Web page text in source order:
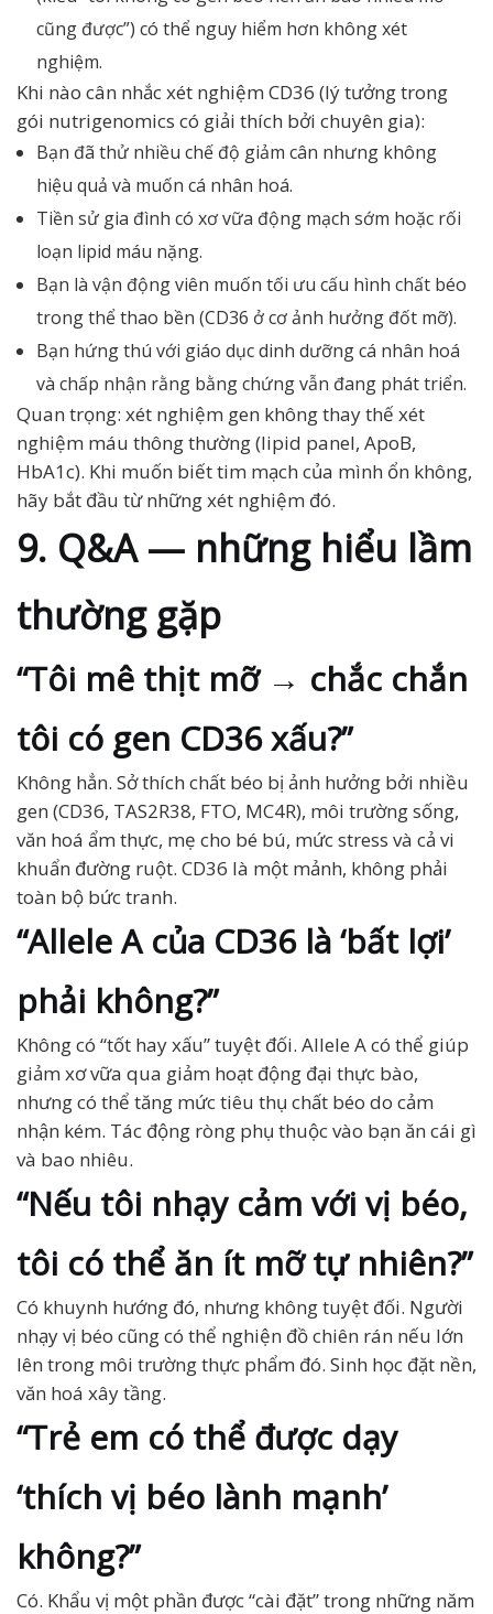
cũng được”) có thể nguy hiểm hơn không xét
nghiệm.
Khi nào cân nhắc xét nghiệm CD36 (lý tưởng trong
gói nutrigenomics có giải thích bởi chuyên gia):
Bạn đã thử nhiều chế độ giảm cân nhưng không
hiệu quả và muốn cá nhân hoá.
Tiền sử gia đình có xơ vữa động mạch sớm hoặc rối
loạn lipid máu nặng.
Bạn là vận động viên muốn tối ưu cấu hình chất béo
trong thể thao bền (CD36 ở cơ ảnh hưởng đốt mỡ).
Bạn hứng thú với giáo dục dinh dưỡng cá nhân hoá
và chấp nhận rằng bằng chứng vẫn đang phát triển.
Quan trọng: xét nghiệm gen không thay thế xét
nghiệm máu thông thường (lipid panel, ApoB,
HbA1c). Khi muốn biết tim mạch của mình ổn không,
hãy bắt đầu từ những xét nghiệm đó.
9. Q&A — những hiểu lầm
thường gặp
“Tôi mê thịt mỡ → chắc chắn
tôi có gen CD36 xấu?”
Không hẳn. Sở thích chất béo bị ảnh hưởng bởi nhiều
gen (CD36, TAS2R38, FTO, MC4R), môi trường sống,
văn hoá ẩm thực, mẹ cho bé bú, mức stress và cả vi
khuẩn đường ruột. CD36 là một mảnh, không phải
toàn bộ bức tranh.
“Allele A của CD36 là ‘bất lợi’
phải không?”
Không có “tốt hay xấu” tuyệt đối. Allele A có thể giúp
giảm xơ vữa qua giảm hoạt động đại thực bào,
nhưng có thể tăng mức tiêu thụ chất béo do cảm
nhận kém. Tác động ròng phụ thuộc vào bạn ăn cái gì
và bao nhiêu.
“Nếu tôi nhạy cảm với vị béo,
tôi có thể ăn ít mỡ tự nhiên?”
Có khuynh hướng đó, nhưng không tuyệt đối. Người
nhạy vị béo cũng có thể nghiện đồ chiên rán nếu lớn
lên trong môi trường thực phẩm đó. Sinh học đặt nền,
văn hoá xây tầng.
“Trẻ em có thể được dạy
‘thích vị béo lành mạnh’
không?”
Có. Khẩu vị một phần được “cài đặt” trong những năm